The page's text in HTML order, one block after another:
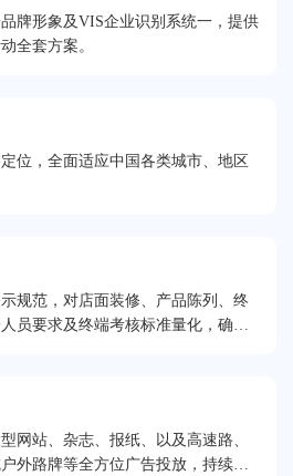
牌形象及VIS企业识别系统一，提供
全套方案。
位，全面适应中国各类城市、地区
规范，对店面装修、产品陈列、终
员要求及终端考核标准量化，确保
网站、杂志、报纸、以及高速路、
外路牌等全方位广告投放，持续提